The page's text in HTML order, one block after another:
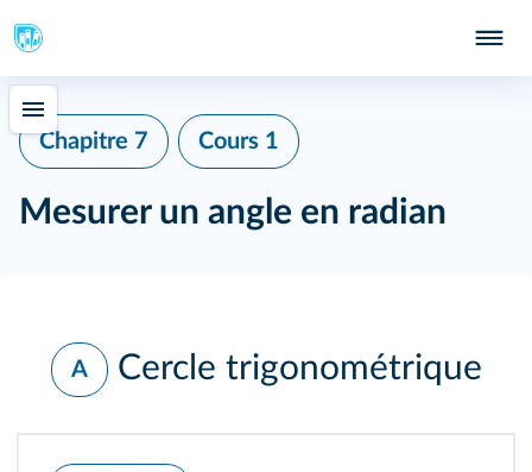
Chapitre 7 Cours 1
Mesurer un angle en radian
A Cercle trigonométrique